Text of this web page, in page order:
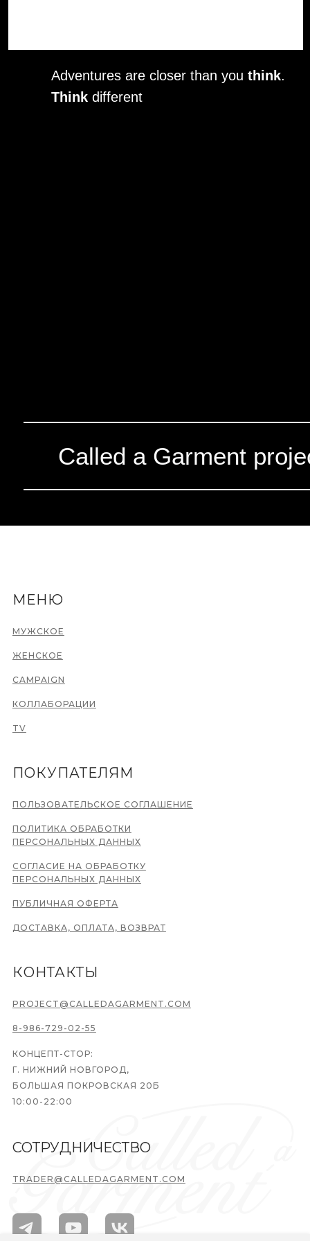
Adventures are closer than you think.
Think different
Called a Garment
МУЖСКОЕ
ЖЕНСКОЕ
CAMPAIGN
КОЛЛАБОРАЦИИ
ПУБЛИЧНАЯ ОФЕРТА
СОГЛАСИЕ НА ОБРАБОТКУ
ПЕРСОНАЛЬНЫХ ДАННЫХ
ПОЛИТИКА ОБРАБОТКИ
ПЕРСОНАЛЬНЫХ ДАННЫХ
ПОЛЬЗОВАТЕЛЬСКОЕ СОГЛАШЕНИЕ
ДОСТАВКА, ОПЛАТА, ВОЗВРАТ
8-986-729-02-55
PROJECT@CALLEDAGARMENT.COM
МЕНЮ
ПОКУПАТЕЛЯМ
КОНТАКТЫ
TV
СОТРУДНИЧЕСТВО
TRADER@CALLEDAGARMENT.COM
КОНЦЕПТ-СТОР:
Г. НИЖНИЙ НОВГОРОД,
БОЛЬШАЯ ПОКРОВСКАЯ 20Б
10:00-22:00